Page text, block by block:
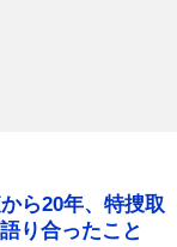
ら20年、特捜取
り合ったこと